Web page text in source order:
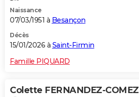
Naissance
07/03/1951 à Besançon
Décès
15/01/2026 à Saint-Firmin
Famille PIQUARD
Colette FERNANDEZ-COMEZ